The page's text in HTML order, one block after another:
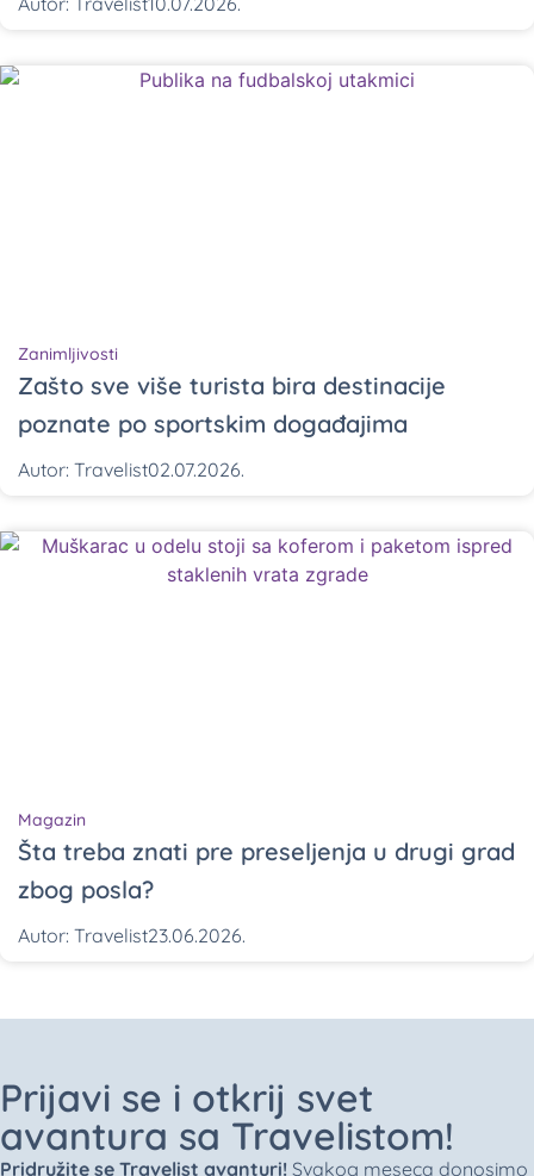
Zanimljivosti
Zašto sve više turista bira destinacije
poznate po sportskim događajima
Autor: Travelist02.07.2026.
Magazin
Šta treba znati pre preseljenja u drugi grad
zbog posla?
Autor: Travelist23.06.2026.
Prijavi se i otkrij svet
avantura sa Travelistom!
Pridružite se Travelist avanturi! Svakog meseca donosimo